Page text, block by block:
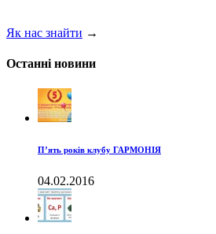
Як нас знайти →
Останні новини
П’ять років клубу ГАРМОНІЯ
04.02.2016